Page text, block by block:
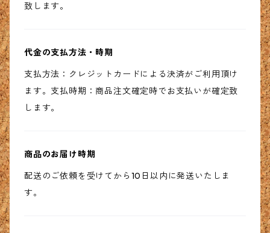
致します。
代金の支払方法・時期
支払方法：クレジットカードによる決済がご利用頂け
ます。支払時期：商品注文確定時でお支払いが確定致
します。
商品のお届け時期
配送のご依頼を受けてから10日以内に発送いたしま
す。